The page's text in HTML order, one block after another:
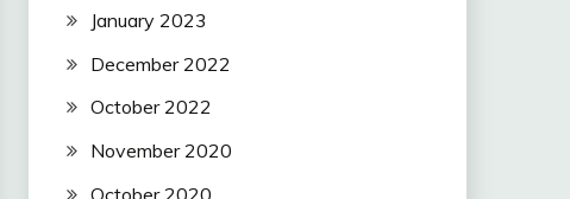
January 2023
December 2022
October 2022
November 2020